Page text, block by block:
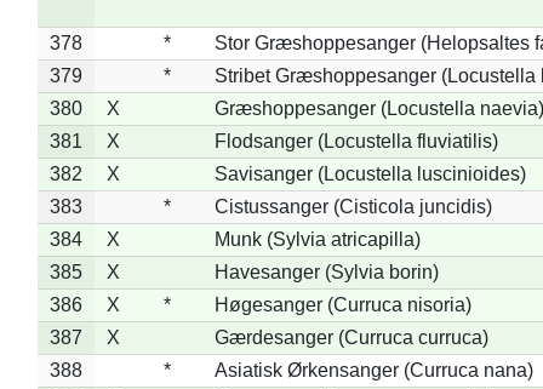
378 *
Stor Græshoppesanger (Helopsaltes
379
*
Stribet Græshoppesanger (Locustella
380
X
Græshoppesanger (Locustella naevia)
381
X
Flodsanger (Locustella fluviatilis)
382
X
Savisanger (Locustella luscinioides)
383
*
Cistussanger (Cisticola juncidis)
384
X
Munk (Sylvia atricapilla)
385
X
Havesanger (Sylvia borin)
386
X *
Høgesanger (Curruca nisoria)
387
X
Gærdesanger (Curruca curruca)
388
*
Asiatisk Ørkensanger (Curruca nana)